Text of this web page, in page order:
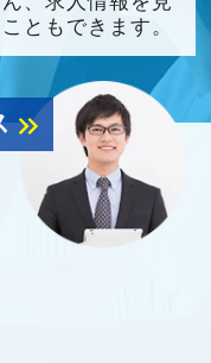
ともできます。
keyboard_double_arrow_right